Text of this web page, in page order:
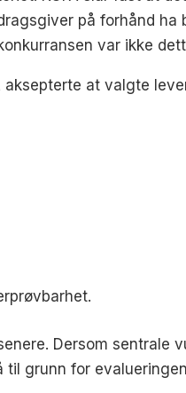
på forhånd ha
var ikke
aksepterte at valgte
Dersom sentrale
grunn for